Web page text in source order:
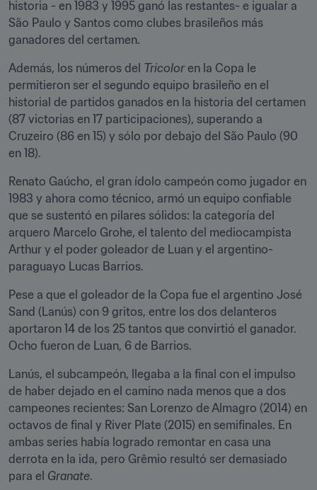
historia - en 1983 y 1995 ganó las restantes- e igualar a
São Paulo y Santos como clubes brasileños más
ganadores del certamen.
Además, los números del Tricolor en la Copa le
permitieron ser el segundo equipo brasileño en el
historial de partidos ganados en la historia del certamen
(87 victorias en 17 participaciones), superando a
Cruzeiro (86 en 15) y sólo por debajo del São Paulo (90
en 18).
Renato Gaúcho, el gran ídolo campeón como jugador en
1983 y ahora como técnico, armó un equipo confiable
que se sustentó en pilares sólidos: la categoría del
arquero Marcelo Grohe, el talento del mediocampista
Arthur y el poder goleador de Luan y el argentino-
paraguayo Lucas Barrios.
Pese a que el goleador de la Copa fue el argentino José
Sand (Lanús) con 9 gritos, entre los dos delanteros
aportaron 14 de los 25 tantos que convirtió el ganador.
Ocho fueron de Luan, 6 de Barrios.
Lanús, el subcampeón, llegaba a la final con el impulso
de haber dejado en el camino nada menos que a dos
campeones recientes: San Lorenzo de Almagro (2014) en
octavos de final y River Plate (2015) en semifinales. En
ambas series había logrado remontar en casa una
derrota en la ida, pero Grêmio resultó ser demasiado
para el Granate.